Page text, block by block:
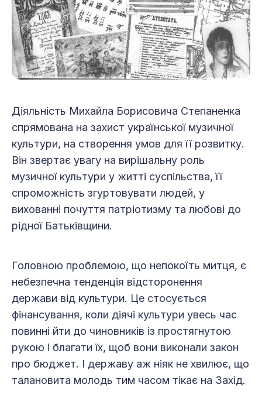
Діяльність Михайла Борисовича Степаненка
спрямована на захист української музичної
культури, на створення умов для її розвитку.
Він звертає увагу на вирішальну роль
музичної культури у житті суспільства, її
спроможність згуртовувати людей, у
вихованні почуття патріотизму та любові до
рідної Батьківщини.
Головною проблемою, що непокоїть митця, є
небезпечна тенденція відсторонення
держави від культури. Це стосується
фінансування, коли діячі культури увесь час
повинні йти до чиновників із простягнутою
рукою і благати їх, щоб вони виконали закон
про бюджет. І державу аж ніяк не хвилює, що
талановита молодь тим часом тікає на Захід.